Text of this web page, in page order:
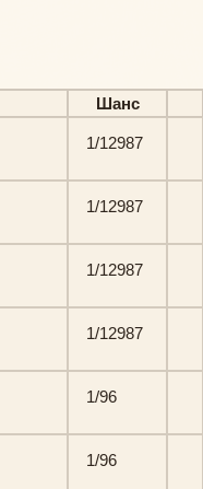
Шанс
1/12987
1/12987
1/12987
1/12987
1/96
1/96